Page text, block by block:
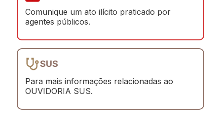
Comunique um ato ilícito praticado por
agentes públicos.
SUS
Para mais informações relacionadas ao
OUVIDORIA SUS.